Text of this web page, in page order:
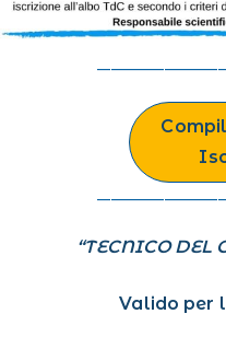
“TECNICO DEL
Valido per